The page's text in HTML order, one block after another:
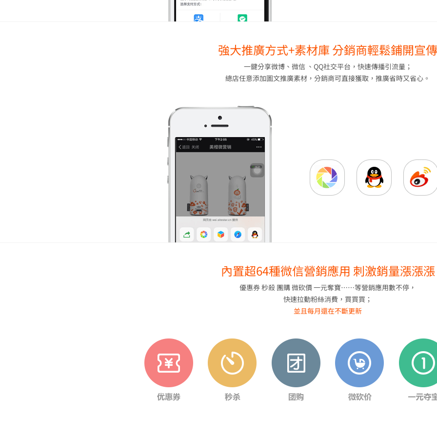
強大推廣方式+素材庫 分銷商輕鬆鋪開宣傳
一鍵分享微博、微信 、QQ社交平台，快速傳播引流量；
總店任意添加圖文推廣素材，分銷商可直接獲取，推廣省時又省心。
內置超64種微信營銷應用 刺激銷量漲漲漲
優惠券 秒殺 團購 微砍價 一元奪寶……等營銷應用數不停，
快速拉動粉絲消費，買買買；
並且每月還在不斷更新